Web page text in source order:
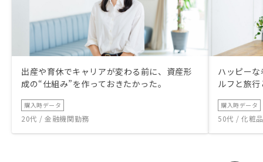
出産や育休でキャリアが変わる前に、資産形
成の“仕組み”を作っておきたかった。
購入時データ
20代 / 金融機関勤務
ハッピー
ルフと旅
購入時データ
50代 / 化粧